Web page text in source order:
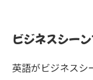
ビジネスシーン
英語がビジネスシ